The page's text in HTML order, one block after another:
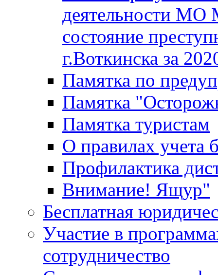
деятельности МО
состояние
г.Воткинска за
Памятка по
Памятка
Памятка туристам
О правилах учета
Профилактика
Внимание! Ящур"
Бесплатная
Участие в
сотрудничество